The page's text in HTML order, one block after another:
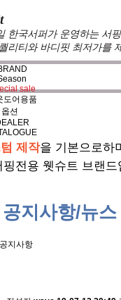
한국서퍼가 운영하는 서
리티와 바디핏 최저가를
sale
도어용품
옵션
느낌과 의견를 듣
제작을 기본으로하
전용 웻슈트 브랜드
공지사항/뉴스
공지사항